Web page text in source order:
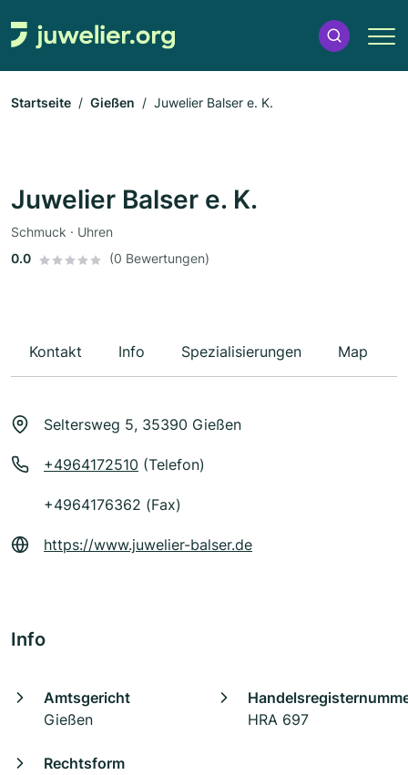
Startseite Gießen Juwelier Balser e. K.
Juwelier Balser e. K.
Schmuck · Uhren
0.0
(0 Bewertungen)
Kontakt Info Spezialisierungen Map
Seltersweg 5, 35390 Gießen
+4964172510 (Telefon)
+4964176362 (Fax)
https://www.juwelier-balser.de
Info
Amtsgericht
Gießen
HRA 697
Rechtsform